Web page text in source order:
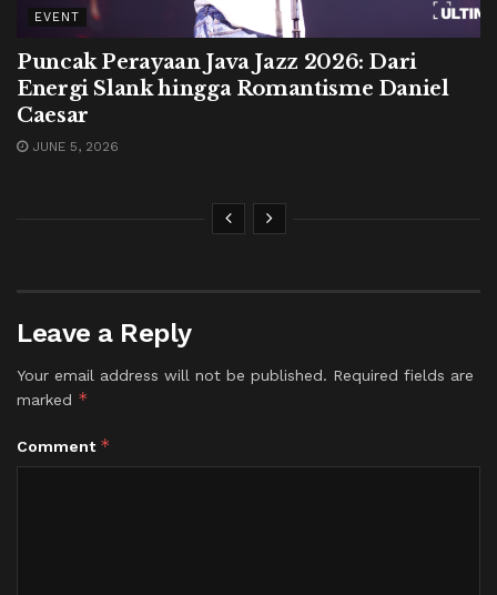
EVENT
Puncak Perayaan Java Jazz 2026: Dari
Energi Slank hingga Romantisme Daniel
Caesar
JUNE 5, 2026
Leave a Reply
Your email address will not be published. Required fields are
marked *
Comment *